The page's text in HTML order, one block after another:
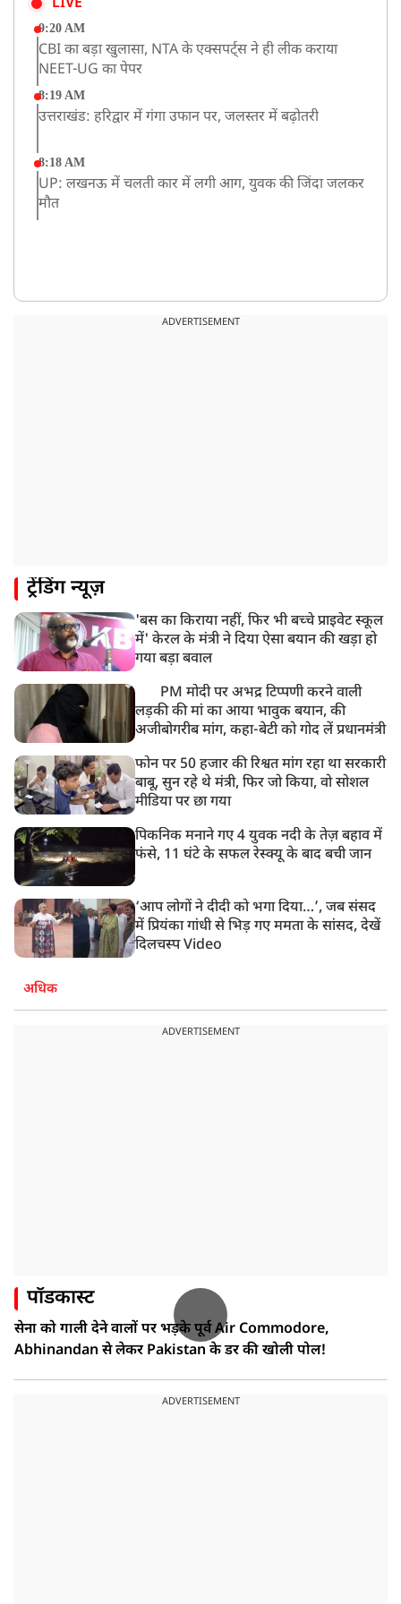
9:20 AM
CBI का बड़ा खुलासा, NTA के एक्सपर्ट्स ने ही लीक कराया
NEET-UG का पेपर
8:19 AM
उत्तराखंड: हरिद्वार में गंगा उफान पर, जलस्तर में बढ़ोतरी
8:18 AM
UP: लखनऊ में चलती कार में लगी आग, युवक की जिंदा जलकर
मौत
ADVERTISEMENT
ट्रेंडिंग न्यूज़
'बस का किराया नहीं, फिर भी बच्चे प्राइवेट स्कूल
में' केरल के मंत्री ने दिया ऐसा बयान की खड़ा हो
गया बड़ा बवाल
PM मोदी पर अभद्र टिप्पणी करने वाली
लड़की की मां का आया भावुक बयान, की
अजीबोगरीब मांग, कहा-बेटी को गोद लें प्रधानमंत्री
फोन पर 50 हजार की रिश्वत मांग रहा था सरकारी
बाबू, सुन रहे थे मंत्री, फिर जो किया, वो सोशल
मीडिया पर छा गया
पिकनिक मनाने गए 4 युवक नदी के तेज़ बहाव में
फंसे, 11 घंटे के सफल रेस्क्यू के बाद बची जान
‘आप लोगों ने दीदी को भगा दिया…’, जब संसद
में प्रियंका गांधी से भिड़ गए ममता के सांसद, देखें
दिलचस्प Video
अधिक
ADVERTISEMENT
पॉडकास्ट
सेना को गाली देने वालों पर भड़के पूर्व Air Commodore,
Abhinandan से लेकर Pakistan के डर की खोली पोल!
ADVERTISEMENT